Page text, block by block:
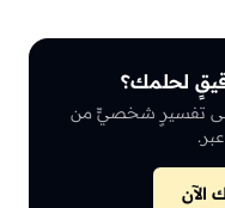
لحلمك؟
على تفسيرٍ شخصيٍّ من
الآن